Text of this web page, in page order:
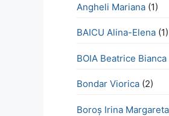
Angheli Mariana (1)
BAICU Alina-Elena (1)
BOIA Beatrice Bianca
Bondar Viorica (2)
Boroş Irina Margareta